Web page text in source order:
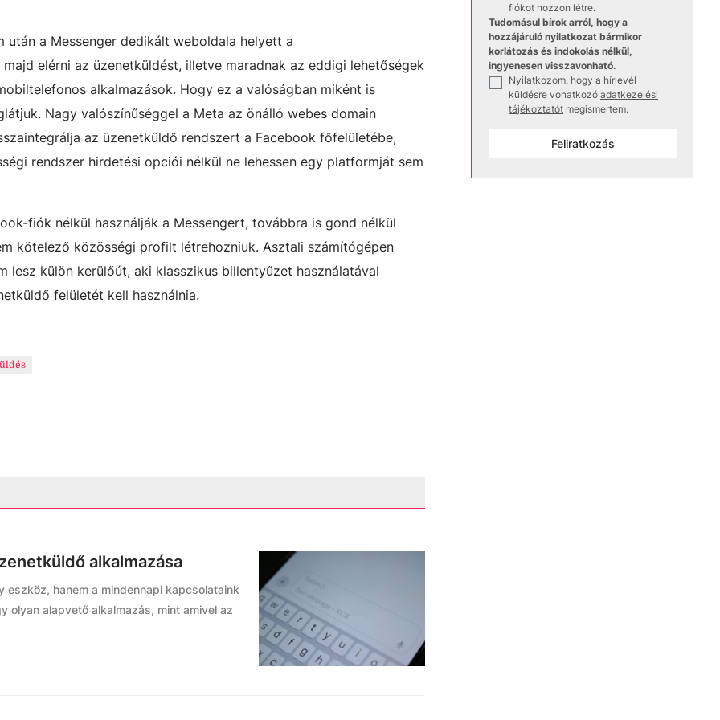
a Messenger dedikált weboldala helyett a
elérni az üzenetküldést, illetve maradnak az eddigi lehetőségek
alkalmazások. Hogy ez a valóságban miként is
Nagy valószínűséggel a Meta az önálló webes domain
az üzenetküldő rendszert a Facebook főfelületébe,
rendszer hirdetési opciói nélkül ne lehessen egy platformját sem
fiók nélkül használják a Messengert, továbbra is gond nélkül
kötelező közösségi profilt létrehozniuk. Asztali számítógépen
lesz külön kerülőút, aki klasszikus billentyűzet használatával
felületét kell használnia.
alkalmazása
eszköz, hanem a mindennapi kapcsolataink
olyan alapvető alkalmazás, mint amivel az
fiókot hozzon létre.
Tudomásul bírok arról, hogy a
hozzájáruló nyilatkozat bármikor
korlátozás és indokolás nélkül,
ingyenesen visszavonható.
Nyilatkozom, hogy a hírlevél
küldésre vonatkozó adatkezelési
tájékoztatót megismertem.
Feliratkozás